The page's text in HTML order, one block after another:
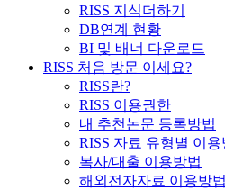
RISS 지식더하기
DB연계 현황
BI 및 배너 다운로드
RISS 처음 방문 이세요?
RISS란?
RISS 이용권한
내 추천논문 등록방법
RISS 자료 유형별 이용
복사/대출 이용방법
해외전자자료 이용방법